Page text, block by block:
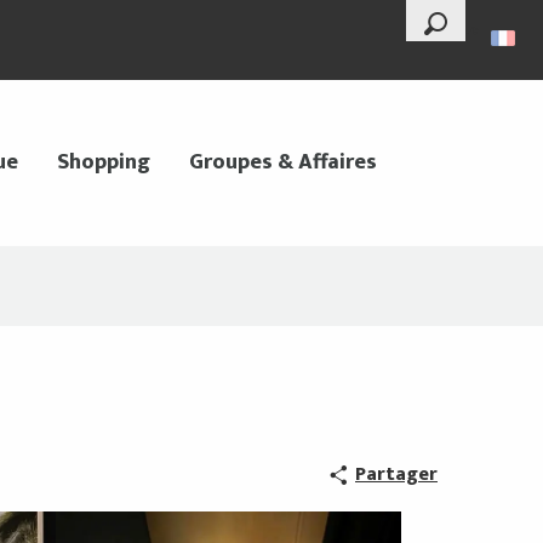
--°
Recherche
Shopping Groupes & Affaires
Partager